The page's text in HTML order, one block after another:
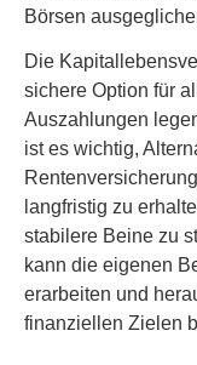
Börsen
Die
sichere Option für
Auszahlungen
ist es wichtig,
langfristig zu
stabilere Beine zu
kann die eigenen
erarbeiten und
finanziellen Zielen